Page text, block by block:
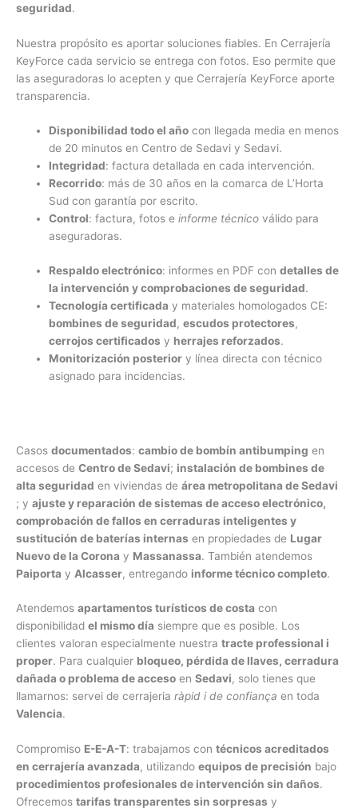
seguridad.
Nuestra propósito es aportar soluciones fiables. En Cerrajería
KeyForce cada servicio se entrega con fotos. Eso permite que
las aseguradoras lo acepten y que Cerrajería KeyForce aporte
transparencia.
Disponibilidad todo el año con llegada media en menos
de 20 minutos en Centro de Sedavi y Sedavi.
Integridad: factura detallada en cada intervención.
Recorrido: más de 30 años en la comarca de L’Horta
Sud con garantía por escrito.
Control: factura, fotos einforme técnico válido para
aseguradoras.
Respaldo electrónico: informes en PDF condetalles de
la intervención y comprobaciones de seguridad.
Tecnología certificada y materiales homologados CE:
bombines de seguridad,escudos protectores,
cerrojos certificados y herrajes reforzados.
Monitorización posterior y línea directa con técnico
asignado para incidencias.
Casos documentados: cambio de bombín antibumping en
accesos de Centro de Sedavi; instalación de bombines de
alta seguridad en viviendas de área metropolitana de Sedavi
; y ajuste y reparación de sistemas de acceso electrónico,
comprobación de fallos en cerraduras inteligentes y
sustitución de baterías internas en propiedades de Lugar
Nuevo de la Corona y Massanassa. También atendemos
Paiporta y Alcasser, entregando informe técnico completo.
Atendemos apartamentos turísticos de costa con
disponibilidad el mismo día siempre que es posible. Los
clientes valoran especialmente nuestra tracte professional i
proper. Para cualquier bloqueo, pérdida de llaves, cerradura
dañada o problema de acceso en Sedavi, solo tienes que
llamarnos: servei de cerrajeria ràpid i de confiança en toda
Valencia.
Compromiso E-E-A-T: trabajamos con técnicos acreditados
en cerrajería avanzada, utilizando equipos de precisión bajo
procedimientos profesionales de intervención sin daños.
Ofrecemos tarifas transparentes sin sorpresas y